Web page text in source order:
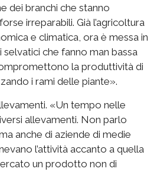
dei branchi che stanno
irreparabili. Già l’agricoltura
e climatica, ora è messa in
che fanno man bassa
la produttività di
i rami delle piante».
«Un tempo nelle
allevamenti. Non parlo
anche di aziende di medie
l’attività accanto a quella
un prodotto non di